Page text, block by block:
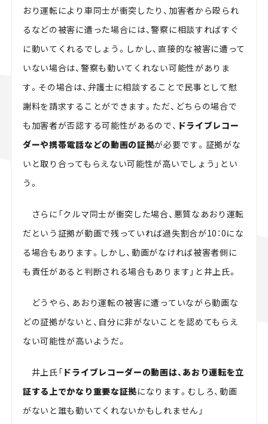
おり運転により車同士が衝突したり、加害者から殴られ
るなどの被害に遭った場合には、警察に相談すればすぐ
に動いてくれるでしょう。しかし、直接的な被害に遭って
いない場合は、警察も動いてくれない可能性がありま
す。その場合は、弁護士に相談することで民事として慰
謝料を請求することができます。ただ、どちらの場合で
も加害者が否認する可能性があるので、 ドライブレコー
ダーや携帯電話などの動画の証拠が必要です。証拠がな
いと取り合ってもらえない可能性が高いでしょう」とい
う。
さらに「クルマ同士が衝突した場合、悪質なあおり運転
だという証拠が動画で残っていれば過失割合が10：0にな
る場合もあります。しかし、動画がなければ被害者側に
も責任があると判断される場合もあります」と井上氏。
どうやら、あおり運転の被害に遭っていながら動画な
どの証拠がないと、自分に非がないことを認めてもらえ
ない可能性が高いようだ。
井上氏「ドライブレコーダーの動画は、あおり運転を立
証する上でかなり重要な証拠になります。むしろ、動画
がないと誰も動いてくれないかもしれません」